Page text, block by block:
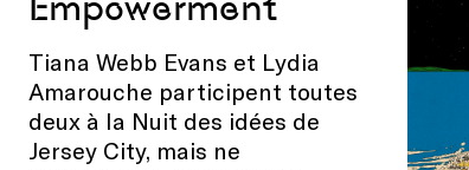
Tiana Webb Evans et Lydia
Amarouche participent toutes
deux à la Nuit des idées de
Jersey City, mais ne